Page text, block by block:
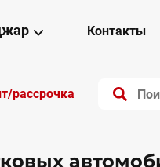
Контакты
рассрочка